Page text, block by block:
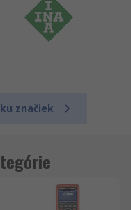
značiek